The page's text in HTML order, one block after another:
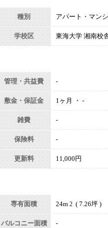
種別 アパート・マン
学校区 東海大学 湘南校
管理・共益費 -
敷金・保証金 1ヶ月 ・ -
雑費 -
保険料 -
更新料 11,000円
専有面積 24m 2( 7.26坪 )
バルコニー面積 -